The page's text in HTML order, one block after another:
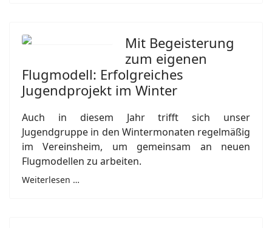
Mit Begeisterung
zum eigenen
Flugmodell: Erfolgreiches
Jugendprojekt im Winter
Auch in diesem Jahr trifft sich unser
Jugendgruppe in den Wintermonaten regelmäßig
im Vereinsheim, um gemeinsam an neuen
Flugmodellen zu arbeiten.
Weiterlesen …